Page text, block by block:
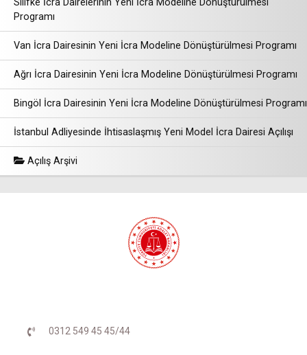
Silifke İcra Dairelerinin Yeni İcra Modeline Dönüştürülmesi
Programı
Van İcra Dairesinin Yeni İcra Modeline Dönüştürülmesi Programı
Ağrı İcra Dairesinin Yeni İcra Modeline Dönüştürülmesi Programı
Bingöl İcra Dairesinin Yeni İcra Modeline Dönüştürülmesi Programı
İstanbul Adliyesinde İhtisaslaşmış Yeni Model İcra Dairesi Açılışı
Açılış Arşivi
0312 549 45 45/44